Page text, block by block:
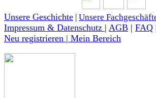
Unsere Geschichte | Unsere
Impressum & Datenschutz | AGB | FAQ
Neu registrieren | Mein Bereich